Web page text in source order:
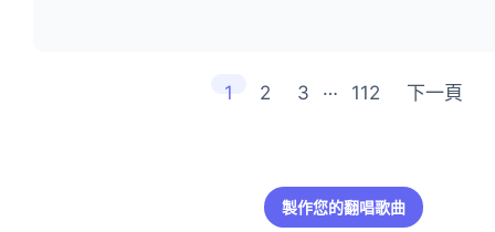
1 2 3 … 112 下一頁
製作您的翻唱歌曲